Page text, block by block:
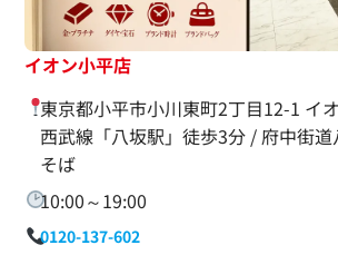
イオン小平店
東京都小平市小川東町2丁目12-1 イ
西武線「八坂駅」徒歩3分 / 府中街
そば
10:00～19:00
0120-137-602